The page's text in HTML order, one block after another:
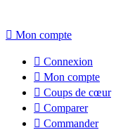
 Mon compte
 Connexion
 Mon compte
 Coups de cœur
 Comparer
 Commander